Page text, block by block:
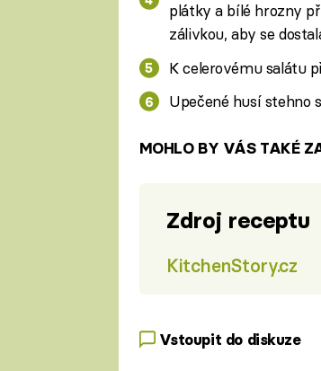
plátky a bílé hrozny
zálivkou, aby se
K celerovému salátu
Upečené husí stehno
MOHLO BY VÁS TAKÉ
Zdroj receptu
KitchenStory.cz
Vstoupit do diskuze